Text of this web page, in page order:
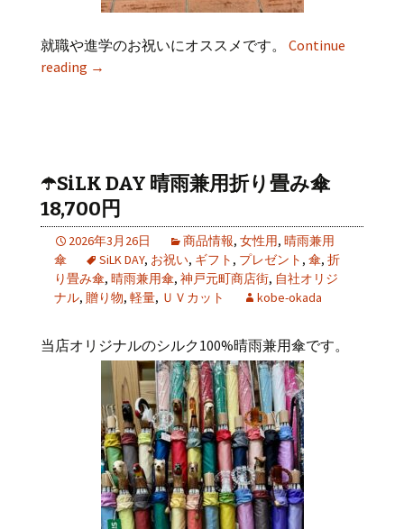
就職や進学のお祝いにオススメです。
Continue
reading →
☂️SiLK DAY 晴雨兼用折り畳み傘
18,700円
2026年3月26日 商品情報, 女性用, 晴雨兼用
傘
SiLK DAY, お祝い, ギフト , プレゼント , 傘, 折
り畳み傘, 晴雨兼用傘, 神戸元町商店街, 自社オリジ
ナル, 贈り物, 軽量, ＵＶカット kobe-okada
当店オリジナルのシルク100%晴雨兼用傘です。